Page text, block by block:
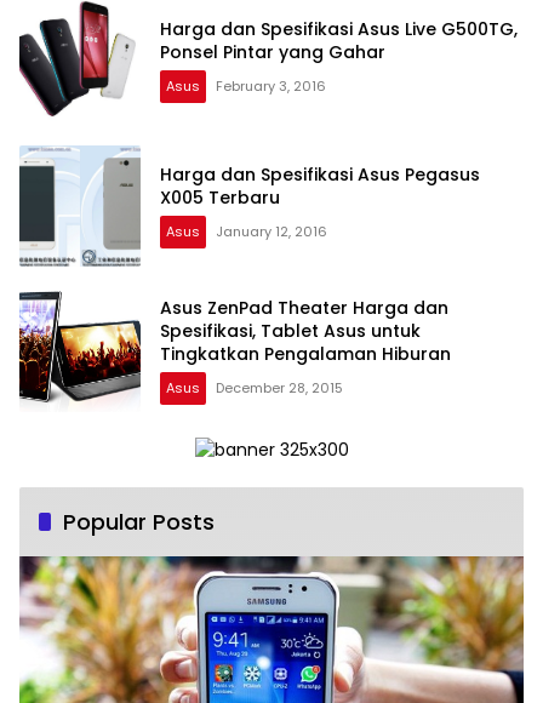
Harga dan Spesifikasi Asus Live G500TG,
Ponsel Pintar yang Gahar
Asus February 3, 2016
Harga dan Spesifikasi Asus Pegasus
X005 Terbaru
Asus January 12, 2016
Asus ZenPad Theater Harga dan
Spesifikasi, Tablet Asus untuk
Tingkatkan Pengalaman Hiburan
Asus December 28, 2015
Popular Posts